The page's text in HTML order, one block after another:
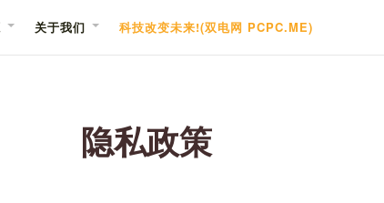
关于我们 科技改变未来!(双电网 PCPC.ME)
隐私政策